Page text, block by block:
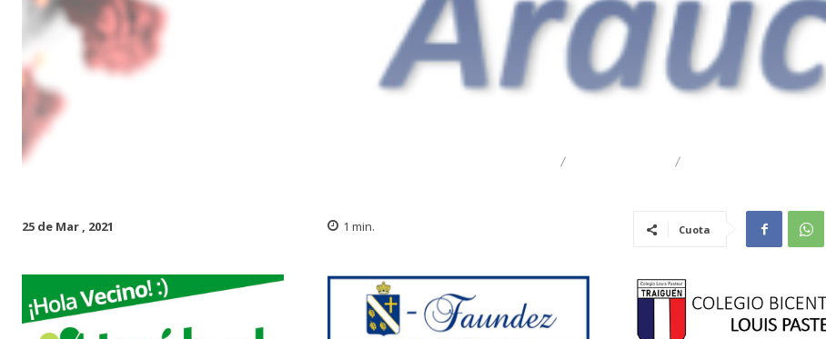
25 de Mar , 2021 1 min. Cuota